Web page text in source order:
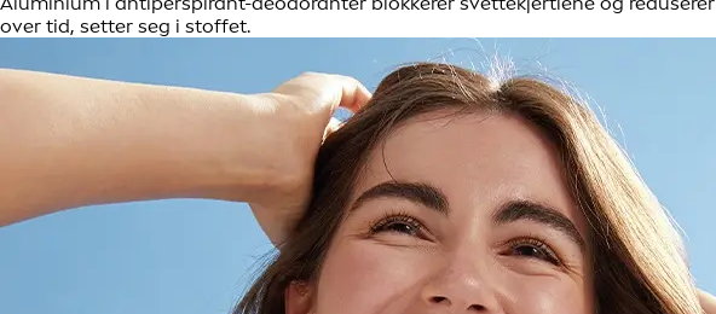
over tid, setter seg i stoffet.